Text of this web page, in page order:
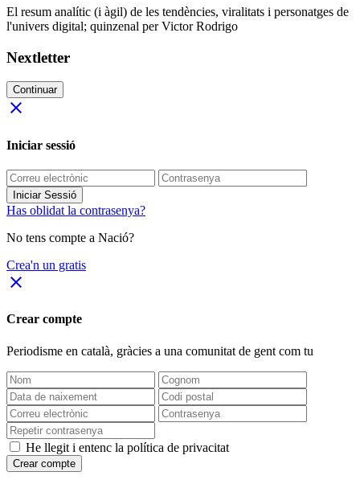
El resum analític (i àgil) de les tendències, viralitats i personatges de
l'univers digital; quinzenal per Victor Rodrigo
Nextletter
Continuar
close
Iniciar sessió
Iniciar Sessió
Has oblidat la contrasenya?
No tens compte a Nació?
Crea'n un gratis
close
Crear compte
Periodisme en català, gràcies a una comunitat de gent com tu
He llegit i entenc la política de privacitat
Crear compte